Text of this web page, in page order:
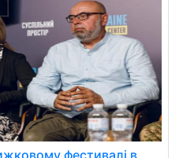
фестивалі в